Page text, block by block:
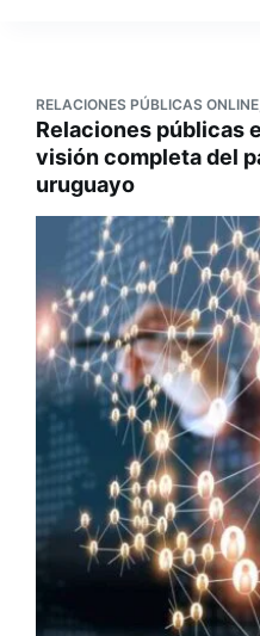
RELACIONES PÚBLICAS ONLINE
Relaciones públicas
visión completa del
uruguayo